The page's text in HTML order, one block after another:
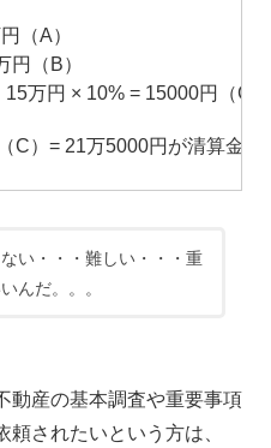
（A）
円（B）
15万円 × 10% = 15000円（C）
C）= 21万5000円が清算金と
い・・・難しい・・・重
んだ。。。
動産の基本調査や重要事項
されたいという方は、